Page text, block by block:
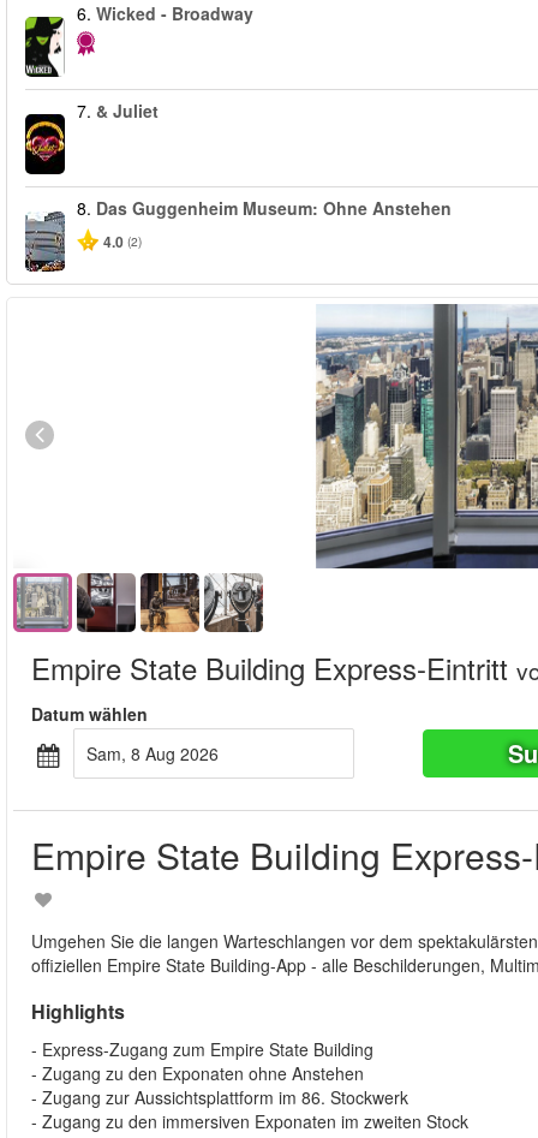
6. Wicked - Broadway
7. & Juliet
8. Das Guggenheim Museum: Ohne Anstehen
4.0 (2)
Empire State Building Express-Eintritt
Datum wählen
Sam, 8 Aug 2026
Empire State Building
Umgehen Sie die langen Warteschlangen vor dem
offiziellen Empire State Building-App - alle Beschilderungen,
Highlights
- Express-Zugang zum Empire State Building
- Zugang zu den Exponaten ohne Anstehen
- Zugang zur Aussichtsplattform im 86. Stockwerk
- Zugang zu den immersiven Exponaten im zweiten Stock